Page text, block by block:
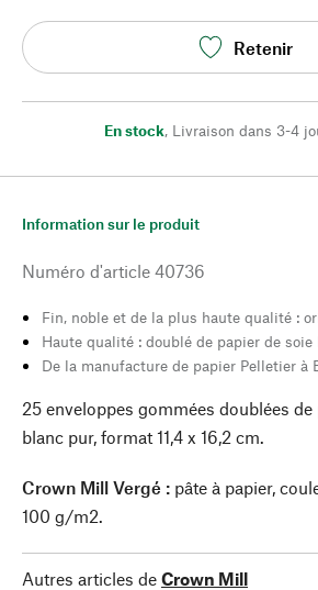
Retenir
En stock, Livraison dans 3-4
Information sur le produit
Numéro d'article 40736
Fin, noble et de la plus haute qualité :
Haute qualité : doublé de papier de
De la manufacture de papier Pelletier à
25 enveloppes gommées doublées
blanc pur, format 11,4 x 16,2 cm.
Crown Mill Vergé : pâte à papier,
100 g/m2.
Autres articles de Crown Mill